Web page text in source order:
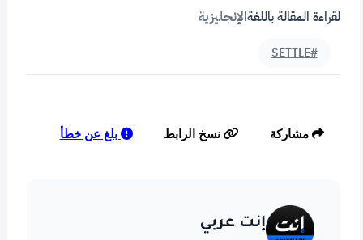
لقراءة المقالة باللغةالإنجليزية
#SETTLE
مشاركة نسخ الرابط بلغ عن خطأ
إنت عربي